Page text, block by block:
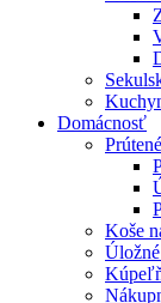
Domácnosť
Koše